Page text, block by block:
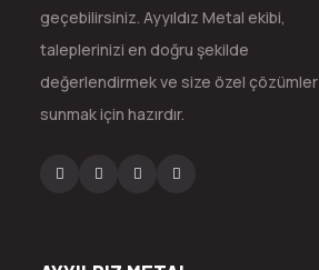
geçebilirsiniz. Ayyıldız Metal ekibi,
taleplerinizi en doğru şekilde
değerlendirmek ve size özel çözümler
sunmak için hazırdır.